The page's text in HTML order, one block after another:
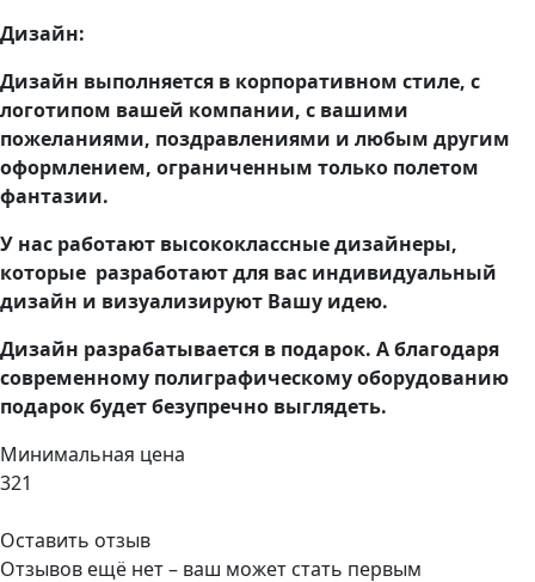
Дизайн:
Дизайн выполняется в корпоративном стиле, с
логотипом вашей компании, с вашими
пожеланиями, поздравлениями и любым другим
оформлением, ограниченным только полетом
фантазии.
У нас работают высококлассные дизайнеры,
которые разработают для вас индивидуальный
дизайн и визуализируют Вашу идею.
Дизайн разрабатывается в подарок. А благодаря
современному полиграфическому оборудованию
подарок будет безупречно выглядеть.
Минимальная цена
321
Оставить отзыв
Отзывов ещё нет – ваш может стать первым